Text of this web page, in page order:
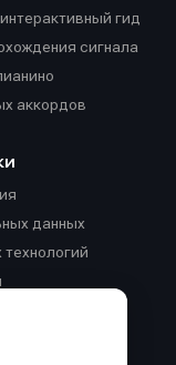
гид
сигнала
аккордов
данных
чате